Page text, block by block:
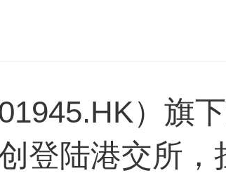
洗碗机租赁平
）旗
登陆港交所，